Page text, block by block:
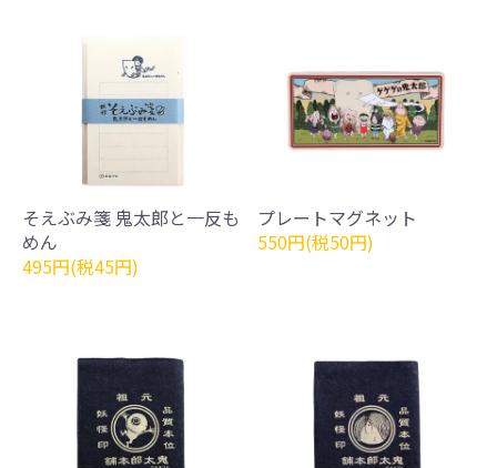
そえぶみ箋 鬼太郎と一反も
めん
495円(税45円)
プレートマグネット
550円(税50円)